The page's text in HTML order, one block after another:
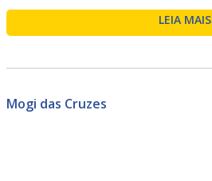
LEIA MAIS
Mogi das Cruzes